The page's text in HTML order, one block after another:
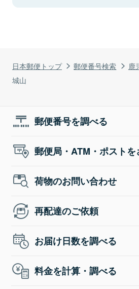
日本郵便トップ 郵便番号検索 鹿
城山
郵便番号を調べる
郵便局・ATM・ポストを
荷物のお問い合わせ
再配達のご依頼
お届け日数を調べる
料金を計算・調べる